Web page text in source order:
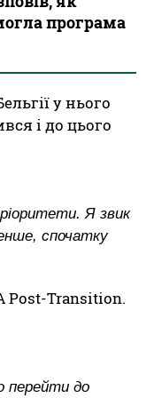
програма
у нього
і до цього
Я звик
спочатку
Post-Transition.
перейти до